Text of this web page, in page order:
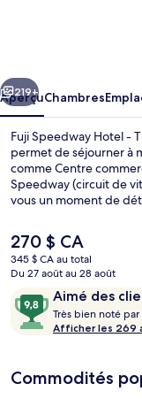
-
The
Unbound
Collection
by
Suivant
219+
AperçuChambres
Fuji Speedway Hotel -
permet de séjourner à
comme Centre
Speedway (circuit de
vous un moment de
Goûtez ensuite à la
2 restaurants, qui sert
autres commodités
intérieure, un bar-salon
ouvert en tout temps.
personnel serviable.
Le
prix
actuel
de 270 $ CA
270 $ CA
345 $ CA au total
Du 27 août au 28 août
Avis Aimé des
9,8
sur
10,
clients
Très bien noté
Afficher les 269
Commodités